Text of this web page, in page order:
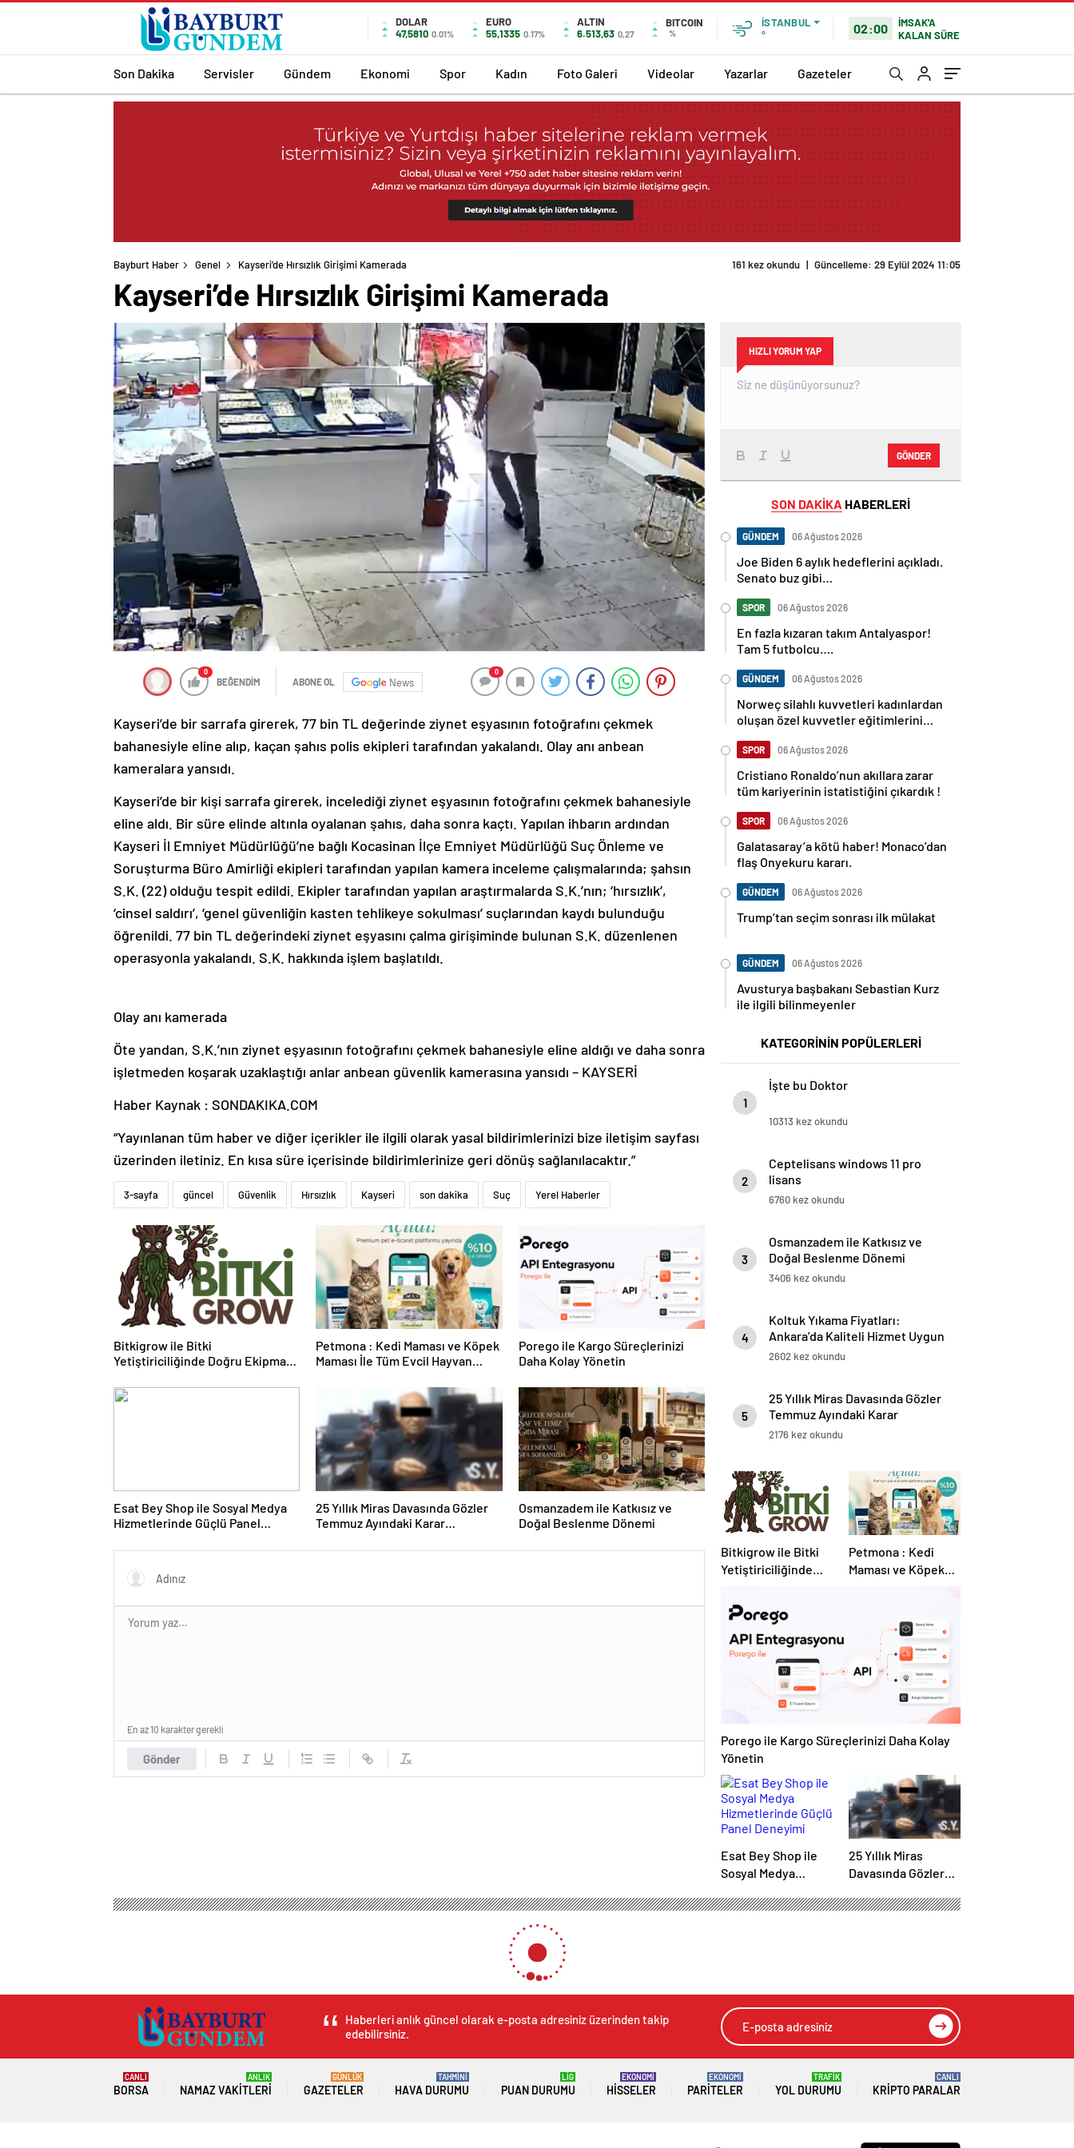
DOLAR
47,5810 0.01%
EURO
55,1335 0.17%
ALTIN
6.513,63 0,27
BITCOIN
%
İSTANBUL
°
02:00
İMSAK'A
KALAN SÜRE
Son Dakika Servisler Gündem Ekonomi Spor Kadın Foto Galeri Videolar Yazarlar Gazeteler
Bayburt Haber Genel Kayseri’de Hırsızlık Girişimi Kamerada
Kayseri’de Hırsızlık Girişimi Kamerada
0
BEĞENDİM ABONE OL News
0
Kayseri’de bir sarrafa girerek, 77 bin TL değerinde ziynet eşyasının fotoğrafını çekmek
bahanesiyle eline alıp, kaçan şahıs polis ekipleri tarafından yakalandı. Olay anı anbean
kameralara yansıdı.
Kayseri’de bir kişi sarrafa girerek, incelediği ziynet eşyasının fotoğrafını çekmek bahanesiyle
eline aldı. Bir süre elinde altınla oyalanan şahıs, daha sonra kaçtı. Yapılan ihbarın ardından
Kayseri İl Emniyet Müdürlüğü’ne bağlı Kocasinan İlçe Emniyet Müdürlüğü Suç Önleme ve
Soruşturma Büro Amirliği ekipleri tarafından yapılan kamera inceleme çalışmalarında; şahsın
S.K. (22) olduğu tespit edildi. Ekipler tarafından yapılan araştırmalarda S.K.’nın; ‘hırsızlık’,
‘cinsel saldırı’, ‘genel güvenliğin kasten tehlikeye sokulması’ suçlarından kaydı bulunduğu
öğrenildi. 77 bin TL değerindeki ziynet eşyasını çalma girişiminde bulunan S.K. düzenlenen
operasyonla yakalandı. S.K. hakkında işlem başlatıldı.
Olay anı kamerada
Öte yandan, S.K.’nın ziynet eşyasının fotoğrafını çekmek bahanesiyle eline aldığı ve daha sonra
işletmeden koşarak uzaklaştığı anlar anbean güvenlik kamerasına yansıdı – KAYSERİ
Haber Kaynak : SONDAKIKA.COM
“Yayınlanan tüm haber ve diğer içerikler ile ilgili olarak yasal bildirimlerinizi bize iletişim sayfası
üzerinden iletiniz. En kısa süre içerisinde bildirimlerinize geri dönüş sağlanılacaktır.”
3-sayfa güncel Güvenlik Hırsızlık Kayseri son dakika Suç Yerel Haberler
Bitkigrow ile Bitki
Yetiştiriciliğinde Doğru Ekipman
Petmona : Kedi Maması ve Köpek
Maması İle Tüm Evcil Hayvan
Porego ile Kargo Süreçlerinizi
Daha Kolay Yönetin
Esat Bey Shop ile Sosyal Medya
Hizmetlerinde Güçlü Panel
25 Yıllık Miras Davasında Gözler
Temmuz Ayındaki Karar
Osmanzadem ile Katkısız ve
Doğal Beslenme Dönemi
Gönder
En az 10 karakter gerekli
HIZLI YORUM YAP
GÖNDER
SON DAKİKA HABERLERİ
GÜNDEM 06 Ağustos 2026
Joe Biden 6 aylık hedeflerini açıkladı.
Senato buz gibi…
SPOR 06 Ağustos 2026
En fazla kızaran takım Antalyaspor!
Tam 5 futbolcu….
GÜNDEM 06 Ağustos 2026
Norweç silahlı kuvvetleri kadınlardan
oluşan özel kuvvetler eğitimlerini
SPOR 06 Ağustos 2026
Cristiano Ronaldo’nun akıllara zarar
tüm kariyerinin istatistiğini çıkardık !
SPOR 06 Ağustos 2026
Galatasaray’a kötü haber! Monaco’dan
flaş Onyekuru kararı.
GÜNDEM 06 Ağustos 2026
Trump’tan seçim sonrası ilk mülakat
GÜNDEM 06 Ağustos 2026
Avusturya başbakanı Sebastian Kurz
ile ilgili bilinmeyenler
KATEGORİNİN POPÜLERLERİ
1
İşte bu Doktor
10313 kez okundu
2
Ceptelisans windows 11 pro
lisans
6760 kez okundu
3
Osmanzadem ile Katkısız ve
Doğal Beslenme Dönemi
3406 kez okundu
4
Koltuk Yıkama Fiyatları:
Ankara’da Kaliteli Hizmet Uygun
Fiyatlar
2602 kez okundu
5
25 Yıllık Miras Davasında Gözler
Temmuz Ayındaki Karar
Duruşmasına Çevrildi
2176 kez okundu
Bitkigrow ile Bitki
Yetiştiriciliğinde
Ürün Seçimi
Petmona : Kedi
Maması ve Köpek
Porego ile Kargo Süreçlerinizi Daha Kolay
Yönetin
Esat Bey Shop ile
Sosyal Medya
Güçlü Panel
25 Yıllık Miras
Davasında Gözler
Karar Duruşmasına
Karacadağ Pirincinde Hasat Başladı